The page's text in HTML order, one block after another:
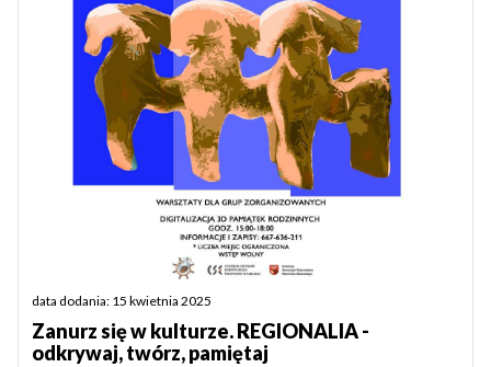
data dodania: 15 kwietnia 2025
Zanurz się w kulturze. REGIONALIA -
odkrywaj, twórz, pamiętaj